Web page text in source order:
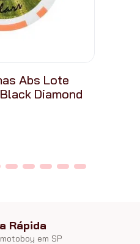
Abs Lote
Diamond
Rápida
em SP